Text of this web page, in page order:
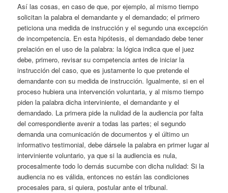
Así las cosas, en caso de que, por ejemplo, al mismo tiempo
solicitan la palabra el demandante y el demandado; el primero
peticiona una medida de instrucción y el segundo una excepción
de incompetencia. En esta hipótesis, el demandado debe tener
prelación en el uso de la palabra: la lógica indica que el juez
debe, primero, revisar su competencia antes de iniciar la
instrucción del caso, que es justamente lo que pretende el
demandante con su medida de instrucción. Igualmente, si en el
proceso hubiera una intervención voluntaria, y al mismo tiempo
piden la palabra dicha interviniente, el demandante y el
demandado. La primera pide la nulidad de la audiencia por falta
del correspondiente avenir a todas las partes; el segundo
demanda una comunicación de documentos y el último un
informativo testimonial, debe dársele la palabra en primer lugar al
interviniente voluntario, ya que si la audiencia es nula,
procesalmente todo lo demás sucumbe con dicha nulidad: Si la
audiencia no es válida, entonces no están las condiciones
procesales para, si quiera, postular ante el tribunal.